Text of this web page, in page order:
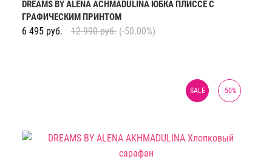
DREAMS BY ALENA ACHMADULINA ЮБКА ПЛИССЕ С
ГРАФИЧЕСКИМ ПРИНТОМ
6 495 руб. 12 990 руб. (-50.00%)
-50%
SALE